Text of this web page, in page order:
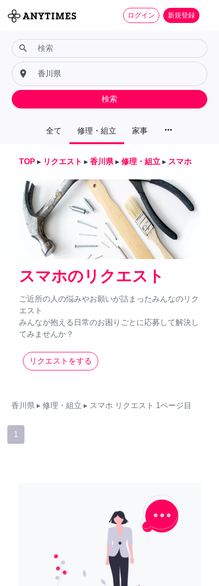
ログイン 新規登録
全て 修理・組立 家事 more_horiz
search
place
検索
TOP ▸ リクエスト ▸ 香川県 ▸ 修理・組立 ▸ スマホ
スマホのリクエスト
ご近所の人の悩みやお願いが詰まったみんなのリク
エスト
みんなが抱える日常のお困りごとに応募して解決し
てみませんか？
リクエストをする
香川県 ▸ 修理・組立 ▸ スマホ リクエスト 1ページ目
1